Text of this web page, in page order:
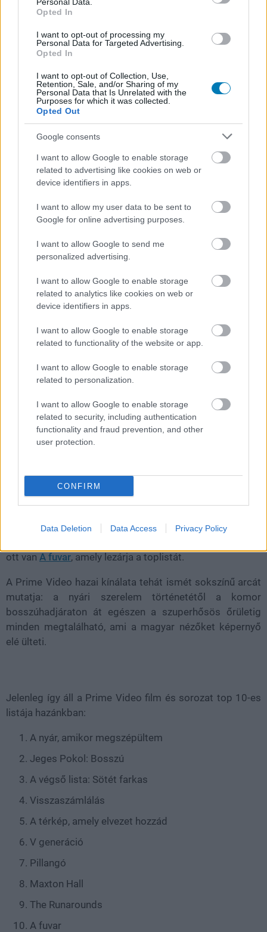
Opted In
I want to opt-out of processing my
Personal Data for Targeted Advertising.
Opted In
I want to opt-out of Collection, Use,
Retention, Sale, and/or Sharing of my
Personal Data that Is Unrelated with the
Purposes for which it was collected.
Opted Out
Google consents
I want to allow Google to enable storage
related to advertising like cookies on web or
device identifiers in apps.
I want to allow my user data to be sent to
Google for online advertising purposes.
I want to allow Google to send me
personalized advertising.
I want to allow Google to enable storage
related to analytics like cookies on web or
device identifiers in apps.
I want to allow Google to enable storage
related to functionality of the website or app.
I want to allow Google to enable storage
related to personalization.
I want to allow Google to enable storage
related to security, including authentication
functionality and fraud prevention, and other
user protection.
CONFIRM
Data Deletion Data Access Privacy Policy
Hozzászólások
Romantika, bosszú és tinihősök
uralják a Prime Video toplistát
2025 szeptember 8. 17:20
A Prime Video magyar toplistáját most a
fiatalos drámák és az akciódús thrillerek
uralják, miközben a közönség a könnyed
romantikától a sötétebb bosszútörténetekig
Unmute Loaded
:
21.65%
A nyár, amikor megszépültem
amely a coming-of-age romantika egyik legnépszerűbb
Mellette aJeges Pokol: Bosszúhozza a hideg, feszült
akciót, mígA végső lista: Sötét farkas
thrillerek kedvelőinek kínál izgalmakat. A
Visszaszámlálástovább erősíti a feszültséget, de a
listára felkerült a romantikus kalandot kínáló
amely elvezet hozzád
A képregényes univerzum rajongói számára a
generációszolgál szórakozással, míg a
továbbra is stabilan tartja magát, a zenés hangulatot
ott van A fuvar, amely lezárja a toplistát.
A Prime Video hazai kínálata tehát ismét sokszínű arcát
mutatja: a nyári szerelem történetétől a komor
bosszúhadjáraton át egészen a szuperhősös őrületig
minden megtalálható, ami a magyar nézőket képernyő
elé ülteti.
Jelenleg így áll a Prime Video film és sorozat top 10-es
listája hazánkban:
A nyár, amikor megszépültem
Jeges Pokol: Bosszú
A végső lista: Sötét farkas
Visszaszámlálás
A térkép, amely elvezet hozzád
V generáció
Pillangó
Maxton Hall
The Runarounds
A fuvar